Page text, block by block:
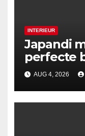
INTERIEUR
Japandi
perfecte
enAUG 4, 2026